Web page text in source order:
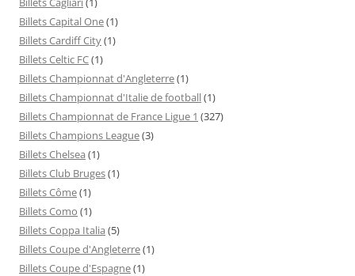
Billets Capital One(1)
Billets Cardiff City(1)
Billets Celtic FC(1)
Billets Championnat d'Angleterre(1)
Billets Championnat d'Italie de football(1)
Billets Championnat de France Ligue 1 (327)
Billets Champions League(3)
Billets Chelsea (1)
Billets Club Bruges(1)
Billets Côme(1)
Billets Como (1)
Billets Coppa Italia (5)
Billets Coupe d'Angleterre(1)
Billets Coupe d'Espagne(1)